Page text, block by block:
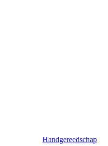
Handgereedschap